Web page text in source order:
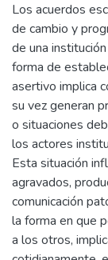
Los acuerdos
de cambio y
de una
forma de
asertivo implica
su vez generan
o situaciones
los actores
Esta situación
agravados,
comunicación
la forma en que
a los otros,